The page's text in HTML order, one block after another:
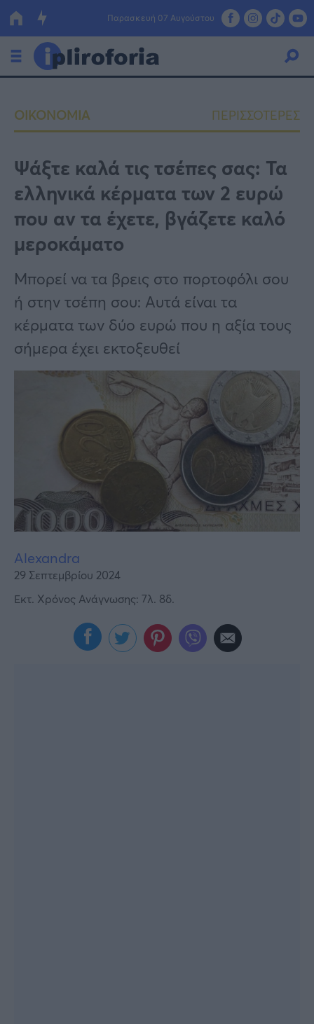
Παρασκευή 07 Αυγούστου
Οικονομία
Πολιτική
Τράπεζες
Επιδοτήσεις
ΕΣΠΑ
Κόσμος
Lifestyle
Αθλητικά
Υγεία
Γυναίκα
Καιρός
ΟΙΚΟΝΟΜΙΑ ΠΕΡΙΣΣΟΤΕΡΕΣ
Ψάξτε καλά τις τσέπες σας: Τα
ελληνικά κέρματα των 2 ευρώ
που αν τα έχετε, βγάζετε καλό
μεροκάματο
Mπορεί να τα βρεις στο πορτοφόλι σου
ή στην τσέπη σου: Aυτά είναι τα
κέρματα των δύο ευρώ που η αξία τους
σήμερα έχει εκτοξευθεί
Alexandra
29 Σεπτεμβρίου 2024
Εκτ. Χρόνος Ανάγνωσης: 7λ. 8δ.